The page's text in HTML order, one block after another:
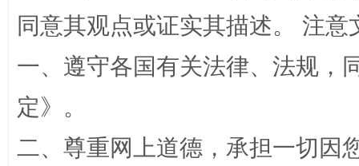
同意其观点或证实其描述。 注
一、遵守各国有关法律、法规，
定》。
二、尊重网上道德，承担一切因